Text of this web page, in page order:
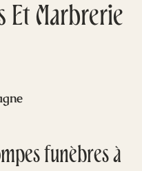
Et Marbrerie
funèbres à